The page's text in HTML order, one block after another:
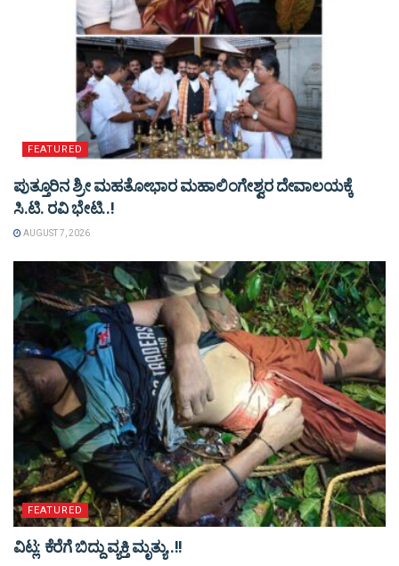
FEATURED
ಪುತ್ತೂರಿನ ಶ್ರೀ ಮಹತೋಭಾರ ಮಹಾಲಿಂಗೇಶ್ವರ ದೇವಾಲಯಕ್ಕೆ
ಸಿ.ಟಿ. ರವಿ ಭೇಟಿ..!
AUGUST 7, 2026
FEATURED
ವಿಟ್ಲ: ಕೆರೆಗೆ ಬಿದ್ದು ವ್ಯಕ್ತಿ ಮೃತ್ಯು..!!